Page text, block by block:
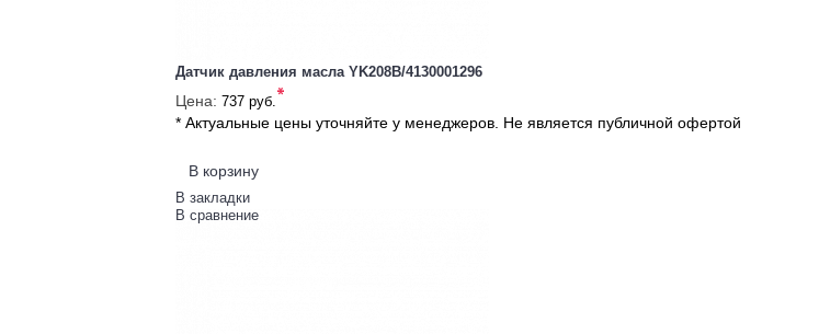
Датчик давления масла YK208B/4130001296
Цена: 737 руб.*
* Актуальные цены уточняйте у менеджеров. Не является публичной офертой
В корзину
В закладки
В сравнение